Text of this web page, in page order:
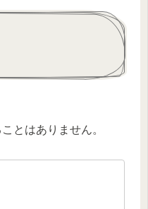
とはありません。